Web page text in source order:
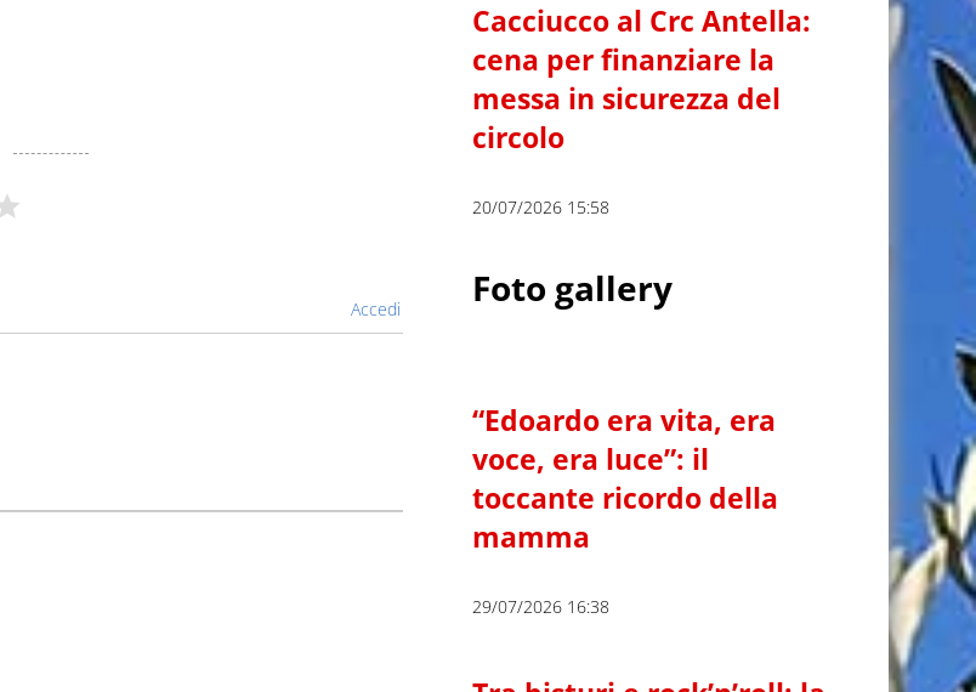
Accedi
Cacciucco al Crc Antella:
cena per finanziare la
messa in sicurezza del
circolo
20/07/2026 15:58
Foto gallery
“Edoardo era vita, era
voce, era luce”: il
toccante ricordo della
mamma
29/07/2026 16:38